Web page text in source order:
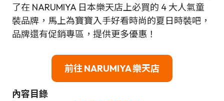
了在 NARUMIYA 日本樂天店上必買的 4 大人氣童
裝品牌，馬上為寶寶入手好看時尚的夏日時裝吧，
品牌還有促銷專區，提供更多優惠！
前往 NARUMIYA 樂天店
內容目錄